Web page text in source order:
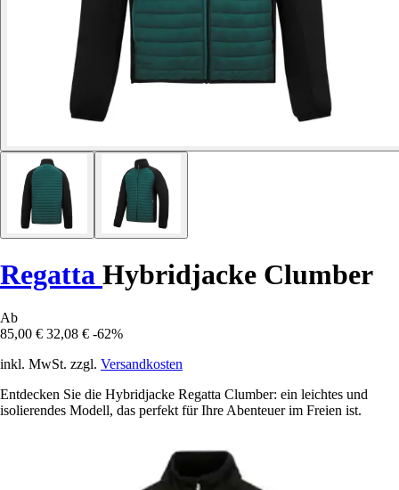
Regatta Hybridjacke Clumber
Ab
85,00 € 32,08 € -62%
inkl. MwSt. zzgl. Versandkosten
Entdecken Sie die Hybridjacke Regatta Clumber: ein leichtes und
isolierendes Modell, das perfekt für Ihre Abenteuer im Freien ist.